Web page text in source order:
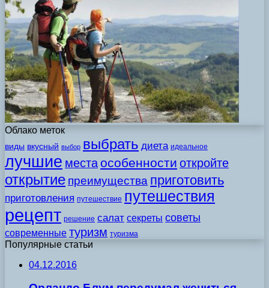
Облако меток
виды вкусный выбор выбрать диета идеальное
лучшие места особенности откройте
открытие преимущества приготовить
приготовления путешествие путешествия
рецепт решение салат секреты советы
современные туризм туризма
Популярные статьи
04.12.2016